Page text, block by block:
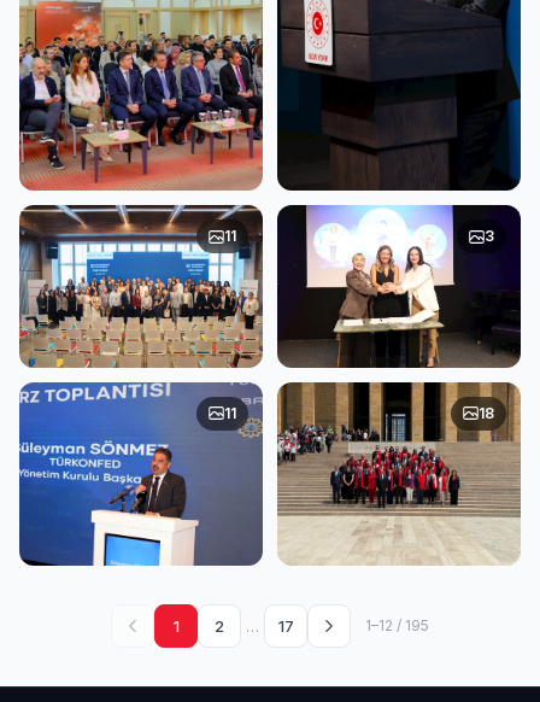
TÜRKONFED ve Vodafone
Business KOBİ’leri
dijitalleştirmeye devam
ediyor
TÜRKONFED ve İş Bankası,
ABD’de girişimci kadınları
gündeme taşıdı
TÜRKONFED ve Garanti
BBVA İzmir’de KOBİ’ler ile
buluştu
11
TÜRKONFED, Türkiye İş
Bankası ve UN Women İmza
Töreni
3
-17 Haziran / İzmir
11
Toplantısı - 23-24 Mayıs /
Ankara
18
1 2 … 17 1–12 / 195